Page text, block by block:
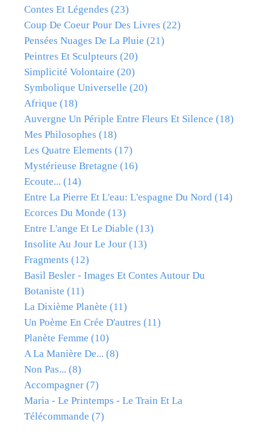
Contes Et Légendes (23)
Coup De Coeur Pour Des Livres (22)
Pensées Nuages De La Pluie (21)
Peintres Et Sculpteurs (20)
Simplicité Volontaire (20)
Symbolique Universelle (20)
Afrique (18)
Auvergne Un Périple Entre Fleurs Et Silence (18)
Mes Philosophes (18)
Les Quatre Elements (17)
Mystérieuse Bretagne (16)
Ecoute... (14)
Entre La Pierre Et L'eau: L'espagne Du Nord (14)
Ecorces Du Monde (13)
Entre L'ange Et Le Diable (13)
Insolite Au Jour Le Jour (13)
Fragments (12)
Basil Besler - Images Et Contes Autour Du
Botaniste (11)
La Dixième Planète (11)
Un Poème En Crée D'autres (11)
Planète Femme (10)
A La Manière De... (8)
Non Pas... (8)
Accompagner (7)
Maria - Le Printemps - Le Train Et La
Télécommande (7)